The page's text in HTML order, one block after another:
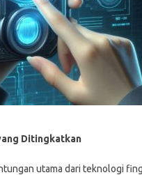
Ditingkatkan
utama dari teknologi